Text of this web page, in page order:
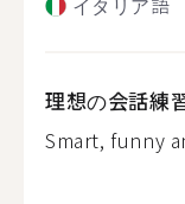
理想の会話練
Smart, funny